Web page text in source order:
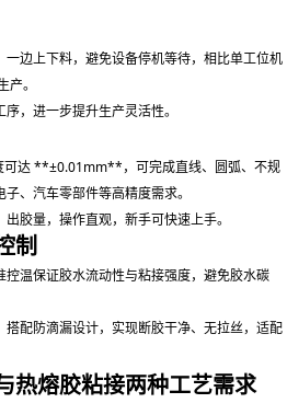
一边上下料，避免设备停机等待，相比单工位机
。
，进一步提升生产灵活性。
可达 **±0.01mm**，可完成直线、圆弧、不规
、汽车零部件等高精度需求。
胶量，操作直观，新手可快速上手。
制
控温保证胶水流动性与粘接强度，避免胶水碳
搭配防滴漏设计，实现断胶干净、无拉丝，适配
热熔胶粘接两种工艺需求